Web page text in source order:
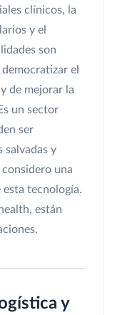
clínicos, la
y el
son
el
de mejorar la
un sector
ser
salvadas y
una
esta tecnología.
están
y